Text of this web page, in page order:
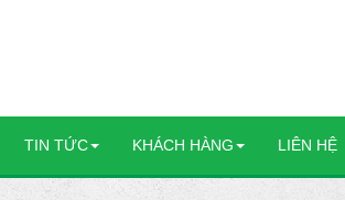
TIN TỨC KHÁCH HÀNG LIÊN HỆ